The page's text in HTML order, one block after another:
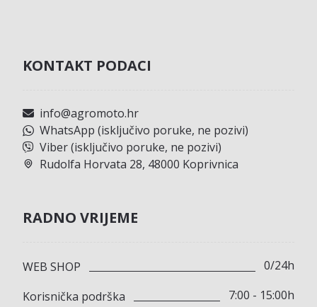
KONTAKT PODACI
info@agromoto.hr
WhatsApp (isključivo poruke, ne pozivi)
Viber (isključivo poruke, ne pozivi)
Rudolfa Horvata 28, 48000 Koprivnica
RADNO VRIJEME
WEB SHOP
0/24h
Korisnička podrška
7:00 - 15:00h